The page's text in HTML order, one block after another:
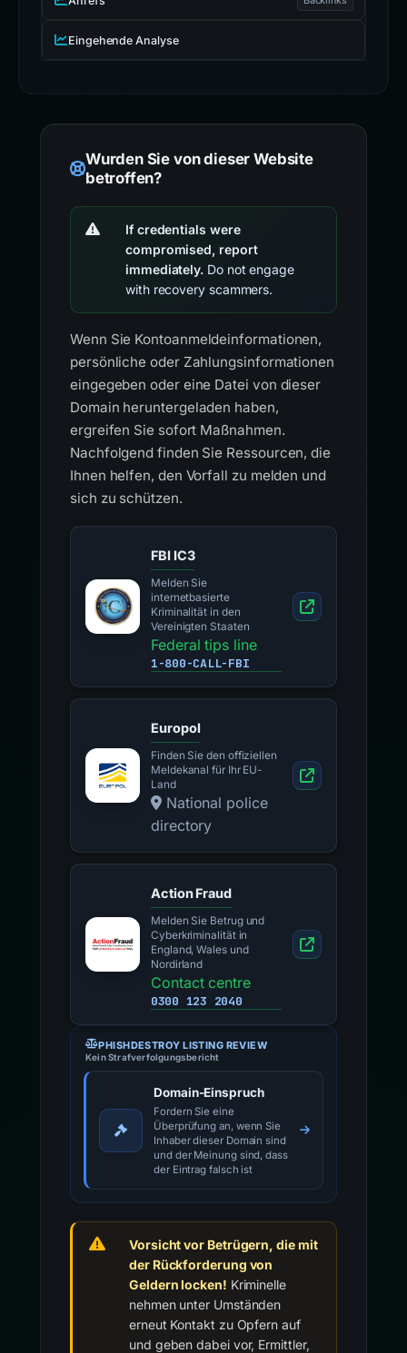
Eingehende Analyse
Wurden Sie von dieser Website
betroffen?
If credentials were
compromised, report
immediately. Do not engage
with recovery scammers.
Wenn Sie Kontoanmeldeinformationen,
persönliche oder Zahlungsinformationen
eingegeben oder eine Datei von dieser
Domain heruntergeladen haben,
ergreifen Sie sofort Maßnahmen.
Nachfolgend finden Sie Ressourcen, die
Ihnen helfen, den Vorfall zu melden und
sich zu schützen.
FBI IC3
Melden Sie
internetbasierte
Kriminalität in den
Vereinigten Staaten
Federal tips line
1-800-CALL-FBI
Europol
Finden Sie den offiziellen
Meldekanal für Ihr EU-
Land
National police
directory
Action Fraud
Melden Sie Betrug und
Cyberkriminalität in
England, Wales und
Nordirland
Contact centre
0300 123 2040
PHISHDESTROY LISTING REVIEW
Kein Strafverfolgungsbericht
Domain-Einspruch
Fordern Sie eine
Überprüfung an, wenn Sie
Inhaber dieser Domain sind
und der Meinung sind, dass
der Eintrag falsch ist
Vorsicht vor Betrügern, die mit
der Rückforderung von
Geldern locken! Kriminelle
nehmen unter Umständen
erneut Kontakt zu Opfern auf
und geben dabei vor, Ermittler,